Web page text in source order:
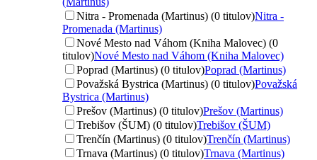
Nitra - Promenada (Martinus) (0 titulov)Nitra -
Promenada (Martinus)
Nové Mesto nad Váhom (Kniha Malovec) (0
titulov)Nové Mesto nad Váhom (Kniha Malovec)
Poprad (Martinus) (0 titulov)Poprad (Martinus)
Považská Bystrica (Martinus) (0 titulov)Považská
Bystrica (Martinus)
Prešov (Martinus) (0 titulov)Prešov (Martinus)
Trebišov (ŠUM) (0 titulov)Trebišov (ŠUM)
Trenčín (Martinus) (0 titulov)Trenčín (Martinus)
Trnava (Martinus) (0 titulov)Trnava (Martinus)